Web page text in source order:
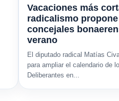
Vacaciones más
radicalismo
concejales
verano
El diputado radical Matías
para ampliar el calendario de
Deliberantes en...